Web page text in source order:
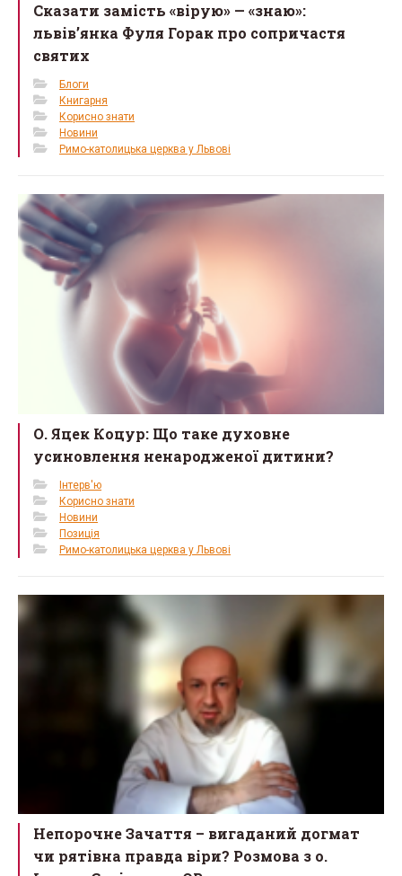
Сказати замість «вірую» — «знаю»:
львів’янка Фуля Горак про сопричастя
святих
Блоги
Книгарня
Корисно знати
Новини
Римо-католицька церква у Львові
О. Яцек Коцур: Що таке духовне
усиновлення ненародженої дитини?
Інтерв'ю
Корисно знати
Новини
Позиція
Римо-католицька церква у Львові
Непорочне Зачаття – вигаданий догмат
чи рятівна правда віри? Розмова з о.